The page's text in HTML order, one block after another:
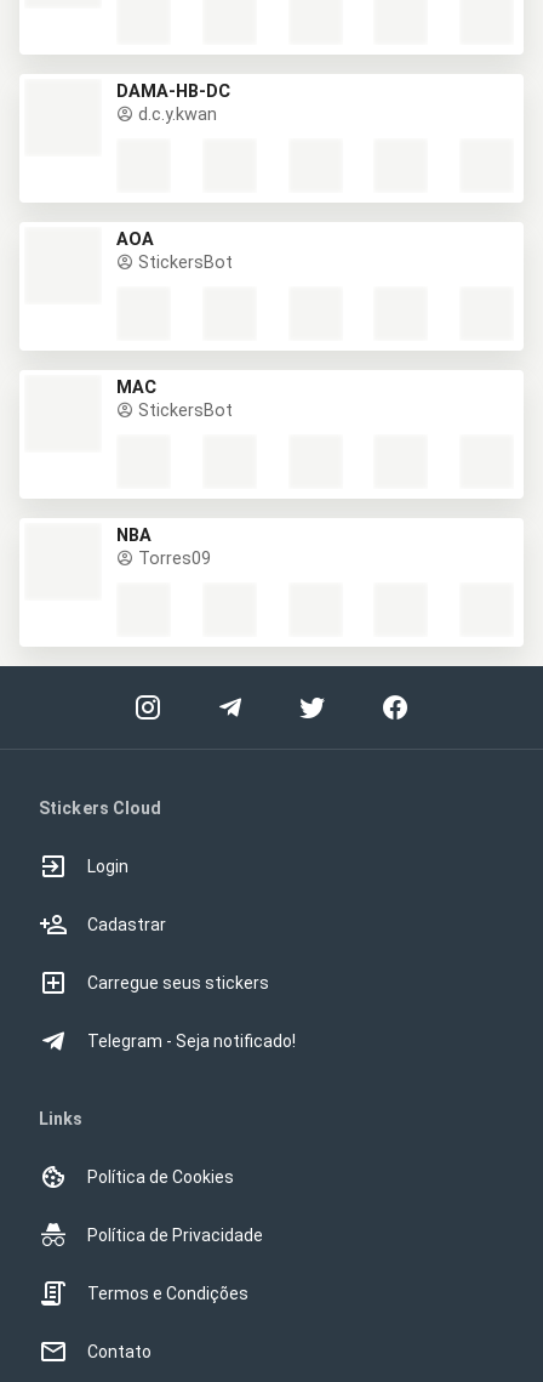
DAMA-HB-DC
d.c.y.kwan
AOA
StickersBot
MAC
StickersBot
NBA
Torres09
Stickers Cloud
Login
Cadastrar
Carregue seus stickers
Telegram - Seja notificado!
Links
Política de Cookies
Política de Privacidade
Termos e Condições
Contato